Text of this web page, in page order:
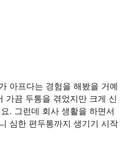
아프다는 경험을 해봤을 거예
가끔 두통을 겪었지만 크게 신
. 그런데 회사 생활을 하면서
심한 편두통까지 생기기 시작